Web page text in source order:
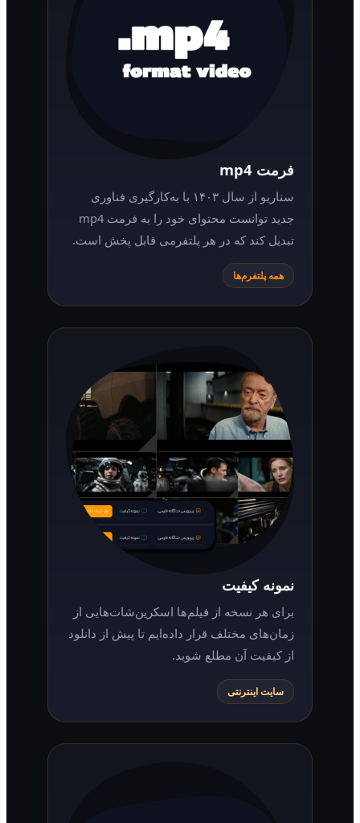
سناریو از سال ۱۴۰۳ با به‌کارگیری فناوری
جدید توانست محتوای خود را به فرمت mp4
تبدیل کند که در هر پلتفرمی قابل پخش است.
همه پلتفرم‌ها
نمونه کیفیت
برای هر نسخه از فیلم‌ها اسکرین‌شات‌هایی از
زمان‌های مختلف قرار داده‌ایم تا پیش از دانلود
از کیفیت آن مطلع شوید.
سایت اینترنتی